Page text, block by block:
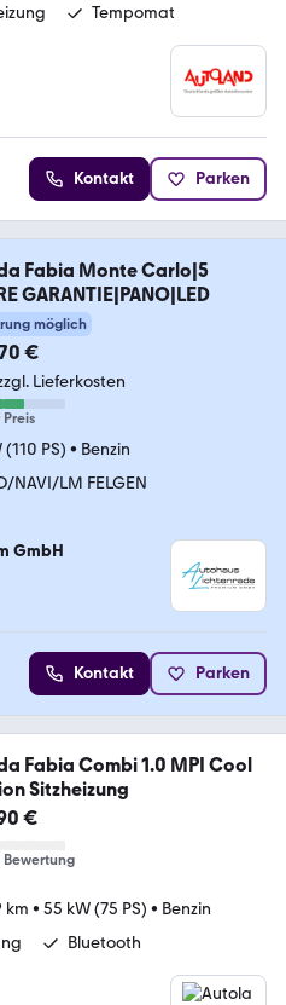
Tempomat
Kontakt Parken
Fabia Monte Carlo|5
GARANTIE|PANO|LED
möglich
€
Lieferkosten
Preis
(110 PS) • Benzin
NAVI/LM FELGEN
GmbH
Kontakt Parken
Fabia Combi 1.0 MPI Cool
Sitzheizung
€
Bewertung
km • 55 kW (75 PS) • Benzin
Bluetooth